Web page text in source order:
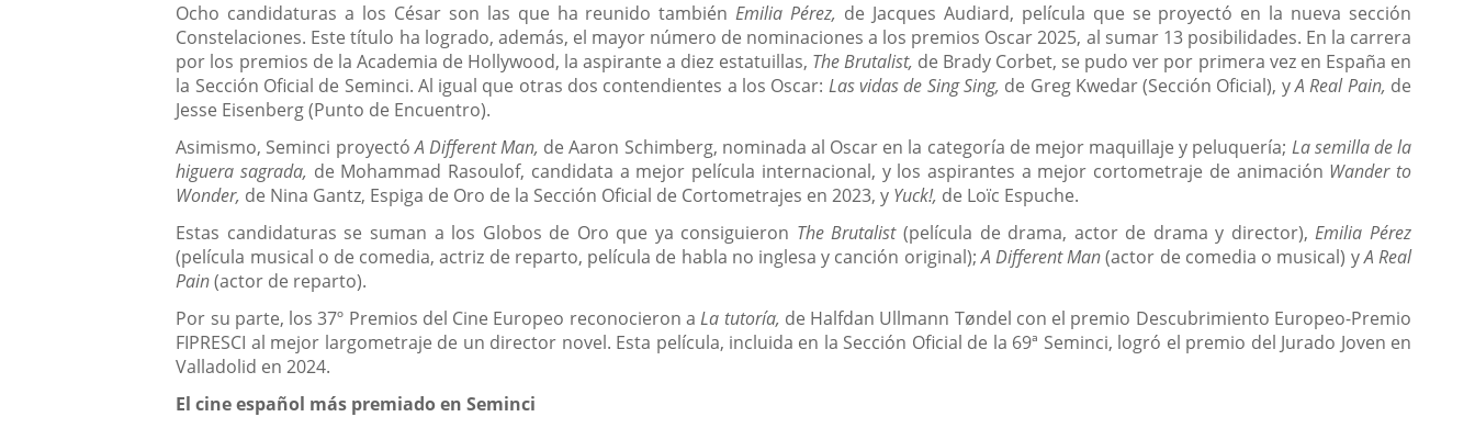
Ocho candidaturas a los César son las que ha reunido tambiénEmilia Pérez, de Jacques Audiard, película que se proyectó en la nueva sección
Constelaciones. Este título ha logrado, además, el mayor número de nominaciones a los premios Oscar 2025, al sumar 13 posibilidades. En la carrera
por los premios de la Academia de Hollywood, la aspirante a diez estatuillas, The Brutalist, de Brady Corbet, se pudo ver por primera vez en España en
la Sección Oficial de Seminci. Al igual que otras dos contendientes a los Oscar: Las vidas de Sing Sing, de Greg Kwedar (Sección Oficial), yA Real Pain, de
Jesse Eisenberg (Punto de Encuentro).
Asimismo, Seminci proyectóA Different Man, de Aaron Schimberg, nominada al Oscar en la categoría de mejor maquillaje y peluquería; La semilla de la
higuera sagrada, de Mohammad Rasoulof, candidata a mejor película internacional, y los aspirantes a mejor cortometraje de animación Wander to
Wonder, de Nina Gantz, Espiga de Oro de la Sección Oficial de Cortometrajes en 2023, y Yuck!, de Loïc Espuche.
Estas candidaturas se suman a los Globos de Oro que ya consiguieron The Brutalist(película de drama, actor de drama y director),Emilia Pérez
(película musical o de comedia, actriz de reparto, película de habla no inglesa y canción original);A Different Man(actor de comedia o musical) yA Real
Pain(actor de reparto).
Por su parte, los 37º Premios del Cine Europeo reconocieron aLa tutoría, de Halfdan Ullmann Tøndel con el premio Descubrimiento Europeo-Premio
FIPRESCI al mejor largometraje de un director novel. Esta película, incluida en la Sección Oficial de la 69ª Seminci, logró el premio del Jurado Joven en
Valladolid en 2024.
El cine español más premiado en Seminci